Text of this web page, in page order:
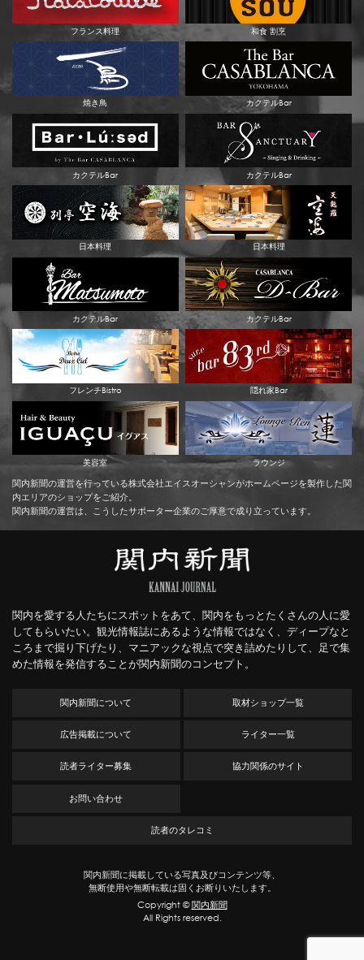
フランス料理 和食 割烹
焼き鳥 カクテルBar
カクテルBar カクテルBar
日本料理 日本料理
カクテルBar カクテルBar
フレンチBistro 隠れ家Bar
美容室 ラウンジ
関内新聞の運営を行っている株式会社エイスオーシャンがホームページを製作した関
内エリアのショップをご紹介。
関内新聞の運営は、こうしたサポーター企業のご厚意で成り立っています。
関内を愛する人たちにスポットをあて、関内をもっとたくさんの人に愛
してもらいたい。観光情報誌にあるような情報ではなく、ディープなと
ころまで掘り下げたり、マニアックな視点で突き詰めたりして、足で集
めた情報を発信することが関内新聞のコンセプト。
関内新聞について 取材ショップ一覧
広告掲載について ライター一覧
読者ライター募集 協力関係のサイト
お問い合わせ
読者のタレコミ
関内新聞に掲載している写真及びコンテンツ等、
無断使用や無断転載は固くお断りいたします。
Copyright ©関内新聞
All Rights reserved.